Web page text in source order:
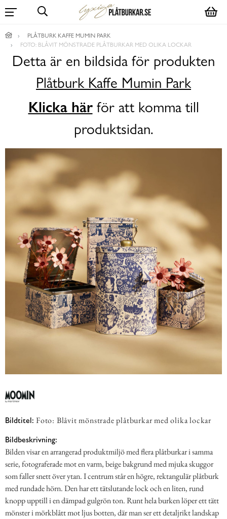
PLÅTBURK KAFFE MUMIN PARK
FOTO: BLÅVIT MÖNSTRADE PLÅTBURKAR MED OLIKA LOCKAR
Detta är en bildsida för produkten
Plåtburk Kaffe Mumin Park
Klicka härför att komma till
produktsidan.
Bildtitel: Foto: Blåvit mönstrade plåtburkar med olika lockar
Bildbeskrivning:
Bilden visar en arrangerad produktmiljö med flera plåtburkar i samma
serie, fotograferade mot en varm, beige bakgrund med mjuka skuggor
som faller snett över ytan. I centrum står en högre, rektangulär plåtburk
med rundade hörn. Den har ett tätslutande lock och en liten, rund
knopp upptill i en dämpad gulgrön ton. Runt hela burken löper ett tätt
mönster i mörkblått mot ljus botten, där man ser ett detaljrikt landskap